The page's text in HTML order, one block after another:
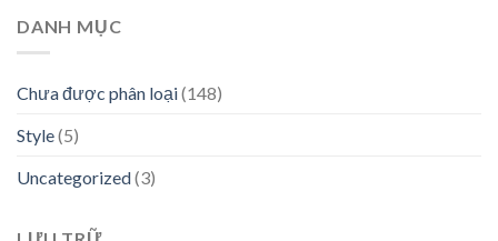
DANH MỤC
Chưa được phân loại(148)
Style(5)
Uncategorized(3)